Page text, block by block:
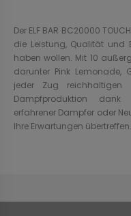
Der ELF BAR BC20000
die Leistung, Qualität und
haben wollen. Mit 10
darunter Pink Lemonade,
jeder Zug reichhaltigen
Dampfproduktion dank
erfahrener Dampfer oder
Ihre Erwartungen übertreffen.